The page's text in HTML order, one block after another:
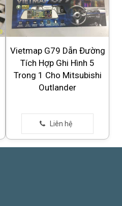
Vietmap G79 Dẫn Đường
Tích Hợp Ghi Hình 5
Trong 1 Cho Mitsubishi
Outlander